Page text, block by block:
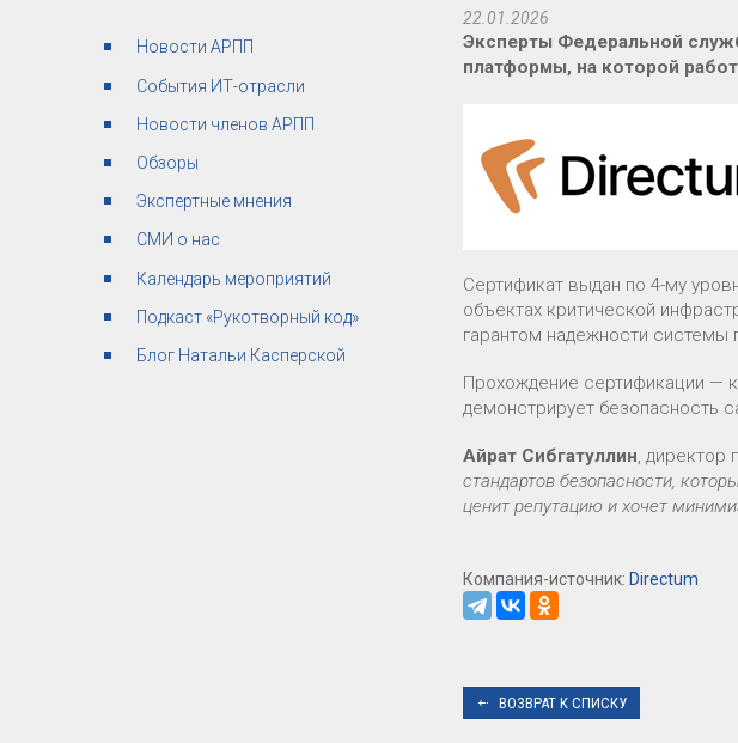
Новости АРПП
События ИТ-отрасли
Новости членов АРПП
Обзоры
Экспертные мнения
СМИ о нас
Календарь мероприятий
Подкаст «Рукотворный код»
Блог Натальи Касперской
22.01.2026
Эксперты Федеральной
платформы, на которой
Сертификат выдан по 4-му
объектах критической
гарантом надежности системы
Прохождение сертификации —
демонстрирует безопасность
Айрат Сибгатуллин, директор
стандартов безопасности,
ценит репутацию и хочет
Компания-источник: Directum
ВОЗВРАТ К СПИСКУ